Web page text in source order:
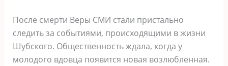
После смерти Веры СМИ стали пристально
следить за событиями, происходящими в жизни
Шубского. Общественность ждала, когда у
молодого вдовца появится новая возлюбленная.